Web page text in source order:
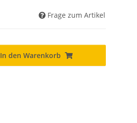
Frage zum Artikel
In den Warenkorb